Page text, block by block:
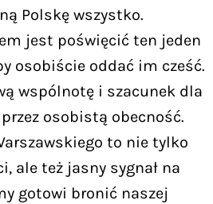
Polskę wszystko.
jest poświęcić ten jeden
osobiście oddać im cześć.
wspólnotę i szacunek dla
osobistą obecność.
to nie tylko
ale też jasny sygnał na
gotowi bronić naszej